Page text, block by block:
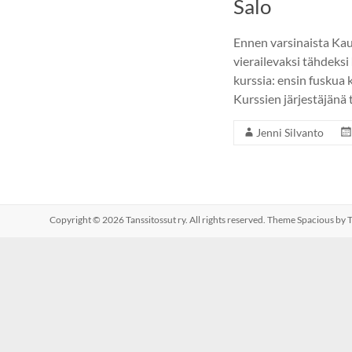
Salo
Ennen varsinaista
vierailevaksi
kurssia: ensin
Kurssien
Jenni Silvanto
Copyright © 2026Tanssitossut ry. All rights reserved. ThemeSpacious by